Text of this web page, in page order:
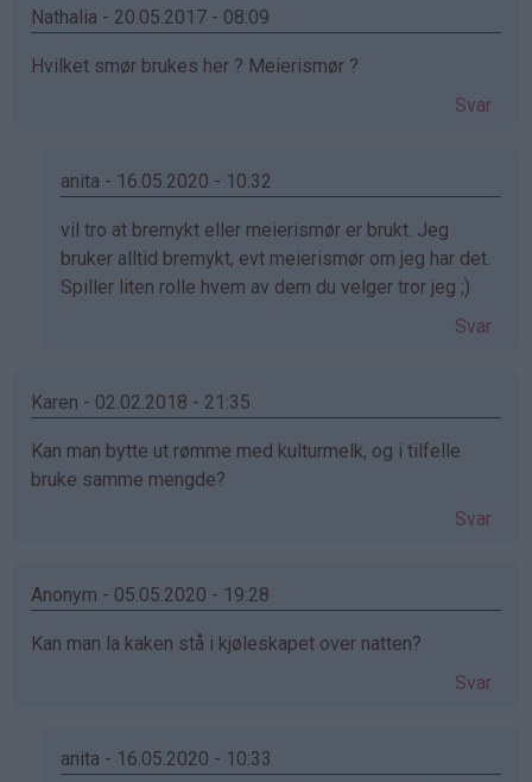
Nathalia - 20.05.2017 - 08:09
Hvilket smør brukes her ? Meierismør ?
Svar
anita - 16.05.2020 - 10:32
Som
svar
på
bekreftet)
vil tro at bremykt eller meierismør er brukt. Jeg
bruker alltid bremykt, evt meierismør om jeg har det.
Spiller liten rolle hvem av dem du velger tror jeg ;)
Svar
Karen - 02.02.2018 - 21:35
Kan man bytte ut rømme med kulturmelk, og i tilfelle
bruke samme mengde?
Svar
Anonym - 05.05.2020 - 19:28
Kan man la kaken stå i kjøleskapet over natten?
Svar
anita - 16.05.2020 - 10:33